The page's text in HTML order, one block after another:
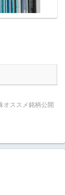
オススメ銘柄公開